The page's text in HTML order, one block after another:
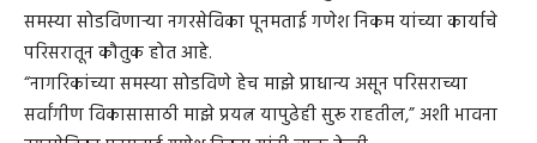
समस्या सोडविणाऱ्या नगरसेविका पूनमताई गणेश निकम यांच्या कार्याचे
परिसरातून कौतुक होत आहे.
“नागरिकांच्या समस्या सोडविणे हेच माझे प्राधान्य असून परिसराच्या
सर्वांगीण विकासासाठी माझे प्रयत्न यापुढेही सुरू राहतील,” अशी भावना